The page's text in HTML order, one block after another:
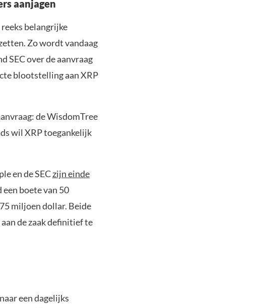
aanjagen
belangrijke
Zo wordt vandaag
SEC over de aanvraag
blootstelling aan XRP
de WisdomTree
wil XRP toegankelijk
en de SECzijn einde
een boete van 50
miljoen dollar. Beide
de zaak definitief te
een dagelijks